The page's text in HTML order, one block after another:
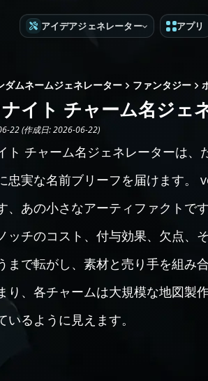
アイデアジェネレーター アプリ
ダムネームジェネレーター ファンタジー
イト チャーム名ジェ
22 (作成日: 2026-06-22)
ト チャーム名ジェネレーターは
忠実な名前ブリーフを届けます。
、あの小さなアーティファクトで
ッチのコスト、付与効果、欠点、
まで転がし、素材と売り手を組み
り、各チャームは大規模な地図製
いるように見えます。